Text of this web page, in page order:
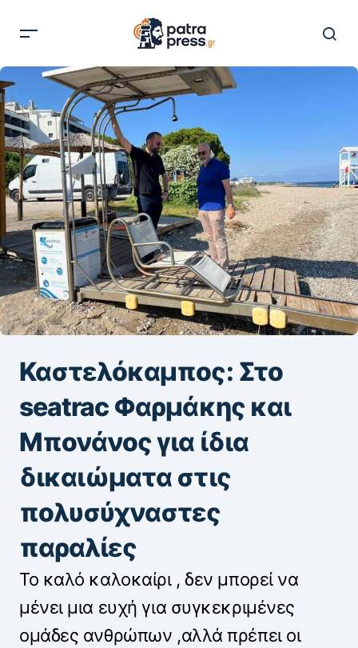
Καστελόκαμπος: Στο
seatrac Φαρμάκης και
Μπονάνος για ίδια
δικαιώματα στις
πολυσύχναστες
παραλίες
Το καλό καλοκαίρι , δεν μπορεί να
μένει μια ευχή για συγκεκριμένες
ομάδες ανθρώπων ,αλλά πρέπει οι